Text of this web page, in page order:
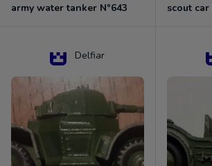
army water tanker N°643 scout car
Delfiar